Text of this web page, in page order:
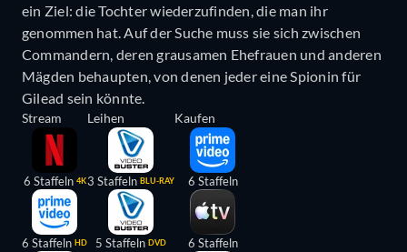
ein Ziel: die Tochter wiederzufinden, die man ihr
genommen hat. Auf der Suche muss sie sich zwischen
Commandern, deren grausamen Ehefrauen und anderen
Mägden behaupten, von denen jeder eine Spionin für
Gilead sein könnte.
Stream
6 Staffeln 4K
6 Staffeln HD
Leihen
3 Staffeln BLU-RAY
5 Staffeln DVD
Kaufen
6 Staffeln
6 Staffeln